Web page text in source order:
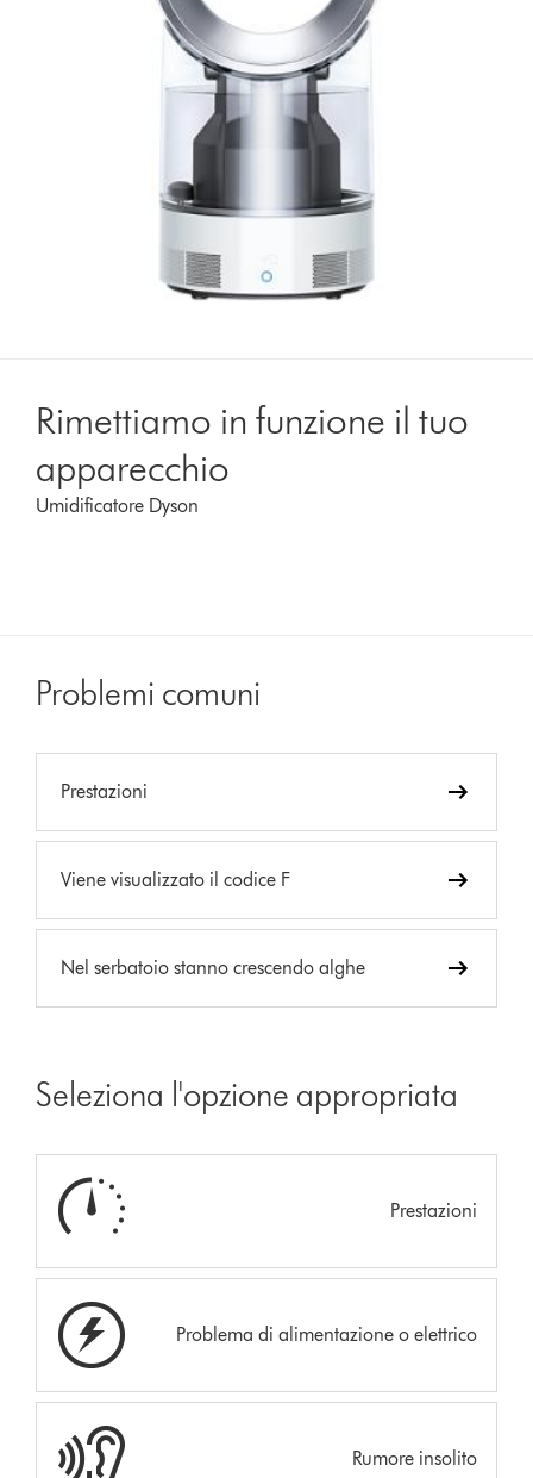
Rimettiamo in funzione il tuo
apparecchio
Umidificatore Dyson
Problemi comuni
Prestazioni
Viene visualizzato il codice F
Nel serbatoio stanno crescendo alghe
Seleziona l'opzione appropriata
Prestazioni
Problema di alimentazione o elettrico
Rumore insolito